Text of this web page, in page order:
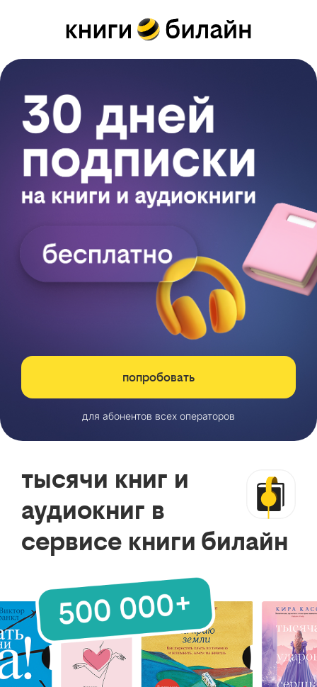
попробовать
для абонентов всех операторов
тысячи книг и
аудиокниг в
сервисе книги билайн